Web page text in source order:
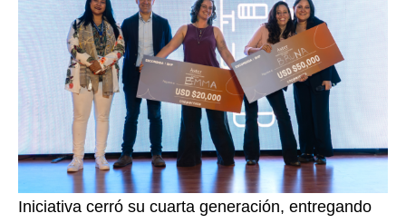
Iniciativa cerró su cuarta generación, entregando